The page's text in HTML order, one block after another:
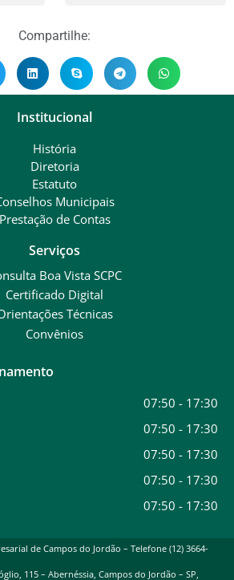
Compartilhe:
Institucional
História
Diretoria
Estatuto
Municipais
Prestação de Contas
Serviços
Boa Vista SCPC
Certificado Digital
Técnicas
Convênios
07:50 - 17:30
07:50 - 17:30
07:50 - 17:30
07:50 - 17:30
07:50 - 17:30
de Campos do Jordão – Telefone (12) 3664-
115 – Abernéssia, Campos do Jordão – SP,